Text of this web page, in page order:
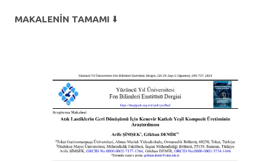
MAKALENİN TAMAMI ⬇️